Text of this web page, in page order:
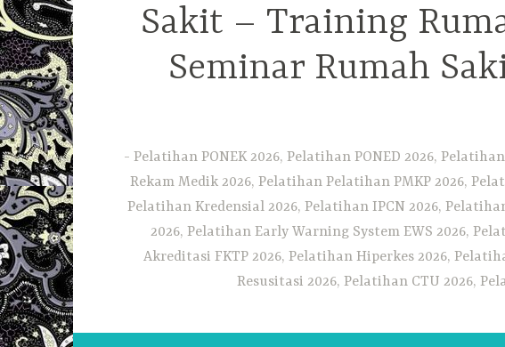
Sakit – Training
Seminar Rumah
Pelatihan PONEK 2026, Pelatihan PONED 2026,
Rekam Medik 2026, Pelatihan Pelatihan PMKP 2026,
Pelatihan Kredensial 2026, Pelatihan IPCN 2026,
2026, Pelatihan Early Warning System EWS 2026,
Akreditasi FKTP 2026, Pelatihan Hiperkes 2026,
Resusitasi 2026, Pelatihan CTU 2026,